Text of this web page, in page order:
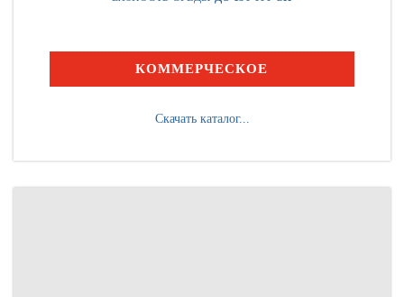
КОММЕРЧЕСКОЕ
Скачать каталог...